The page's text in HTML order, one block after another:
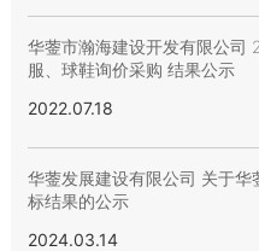
华蓥市瀚海建设开发有限公司
服、球鞋询价采购 结果公示
2022.07.18
华蓥发展建设有限公司 关于
标结果的公示
2024.03.14